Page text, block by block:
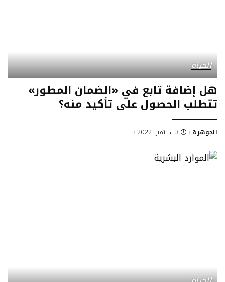
الحياة
هل إضافة تابع في «الضمان المطور»
تتطلب الحصول على تأكيد منه؟
Posted
الجوهرة 3 سبتمبر، 2022